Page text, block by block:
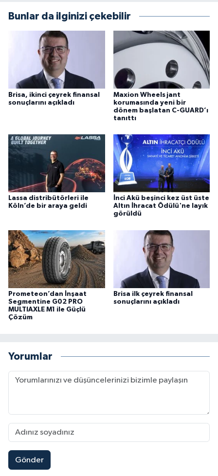
Bunlar da ilginizi çekebilir
Brisa, ikinci çeyrek finansal
sonuçlarını açıkladı
Maxion Wheels jant
korumasında yeni bir
dönem başlatan C-GUARD’ı
tanıttı
Lassa distribütörleri ile
Köln’de bir araya geldi
İnci Akü beşinci kez üst üste
Altın İhracat Ödülü'ne layık
görüldü
Prometeon’dan İnşaat
Segmentine G02 PRO
MULTIAXLE M1 ile Güçlü
Çözüm
Brisa ilk çeyrek finansal
sonuçlarını açıkladı
Yorumlar
Gönder